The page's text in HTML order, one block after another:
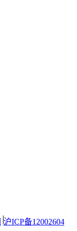
沪ICP备12002604